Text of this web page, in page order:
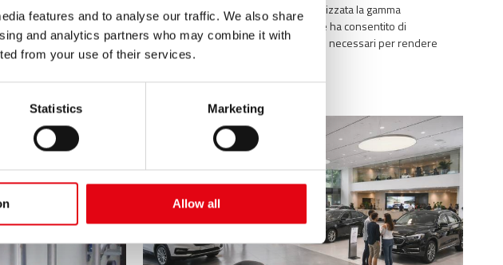
features and to analyse our traffic. We also share
and analytics partners who may combine it with
from your use of their services.
Statistics Marketing
Allow all
in Estonia ha
in acciaio di
Per l'IOspedale pugliese è stata utilizzata la gamma
steelPRES in acciaio e carbonio che ha consentito di
velocizzare i tempi di realizzazione necessari per rendere
operativa la struttura.